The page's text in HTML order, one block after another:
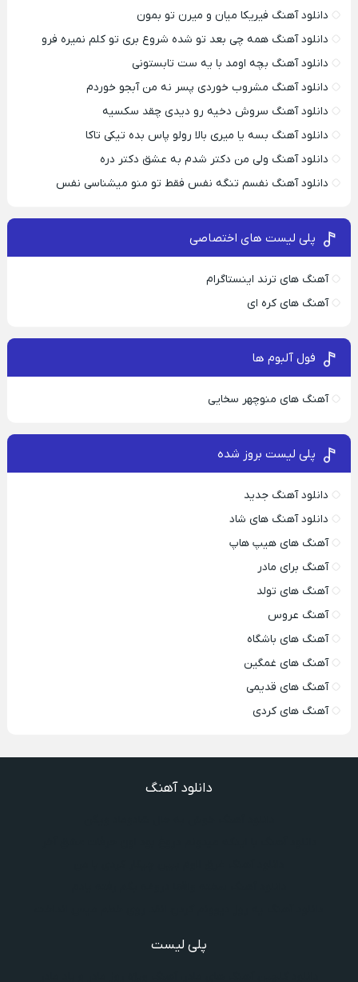
دانلود آهنگ فیریکا میان و میرن تو بمون
دانلود آهنگ همه چی بعد تو شده شروع بری تو کلم نمیره فرو
دانلود آهنگ بچه اومد با یه ست تابستونی
دانلود آهنگ مشروب خوردی پسر نه من آبجو خوردم
دانلود آهنگ سروش دخیه رو دیدی چقد سکسیه
دانلود آهنگ بسه یا میری بالا رولو پاس بده تیکی تاکا
دانلود آهنگ ولی من دکتر شدم به عشق دکتر دره
دانلود آهنگ نفسم تنگه نفس فقط تو منو میشناسی نفس
پلی لیست های اختصاصی
آهنگ های ترند اینستاگرام
آهنگ های کره ای
فول آلبوم ها
آهنگ های منوچهر سخایی
پلی لیست بروز شده
دانلود آهنگ جدید
دانلود آهنگ های شاد
آهنگ های هیپ هاپ
آهنگ برای مادر
آهنگ های تولد
آهنگ عروس
آهنگ های باشگاه
آهنگ های غمگین
آهنگ های قدیمی
آهنگ های کردی
دانلود آهنگ
پلی لیست